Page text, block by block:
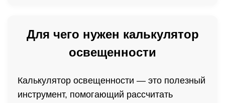
Для чего нужен калькулятор
освещенности
Калькулятор освещенности — это полезный
инструмент, помогающий рассчитать